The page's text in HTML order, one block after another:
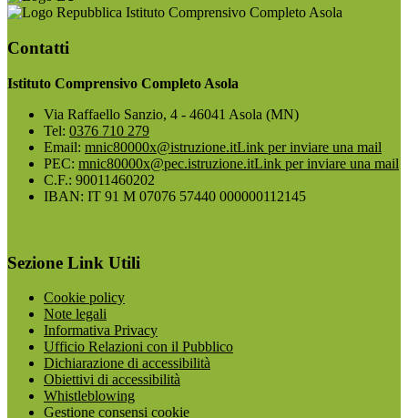
Istituto Comprensivo Completo Asola
Contatti
Istituto Comprensivo Completo Asola
Via Raffaello Sanzio, 4 - 46041 Asola (MN)
Tel: 0376 710 279
Email: mnic80000x@istruzione.itLink per inviare una mail
PEC: mnic80000x@pec.istruzione.itLink per inviare una mail
C.F.: 90011460202
IBAN: IT 91 M 07076 57440 000000112145
Sezione Link Utili
Cookie policy
Note legali
Informativa Privacy
Ufficio Relazioni con il Pubblico
Dichiarazione di accessibilità
Obiettivi di accessibilità
Whistleblowing
Gestione consensi cookie